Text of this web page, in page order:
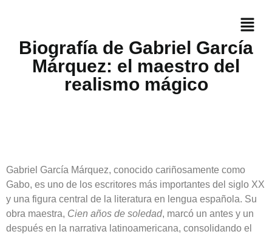
Biografía de Gabriel García
Márquez: el maestro del
realismo mágico
Gabriel García Márquez, conocido cariñosamente como
Gabo, es uno de los escritores más importantes del siglo XX
y una figura central de la literatura en lengua española. Su
obra maestra, Cien años de soledad, marcó un antes y un
después en la narrativa latinoamericana, consolidando el